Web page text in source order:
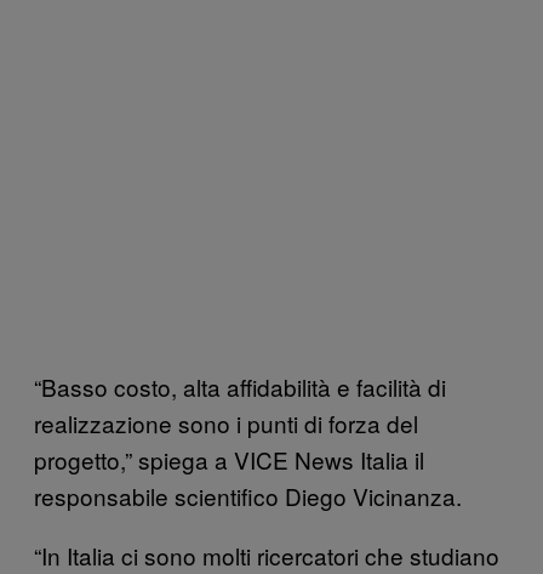
“Basso costo, alta affidabilità e facilità di
realizzazione sono i punti di forza del
progetto,” spiega a VICE News Italia il
responsabile scientifico Diego Vicinanza.
“In Italia ci sono molti ricercatori che studiano